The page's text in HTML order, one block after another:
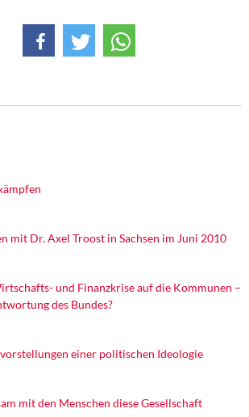
mit Dr. Axel Troost in Sachsen im Juni 2010
und Finanzkrise auf die Kommunen –
des Bundes?
einer politischen Ideologie
mit den Menschen diese Gesellschaft